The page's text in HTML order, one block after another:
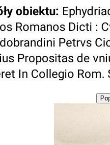
obiektu:
Romanos Dicti :
Petrvs
Propositas de
In Collegio Rom.